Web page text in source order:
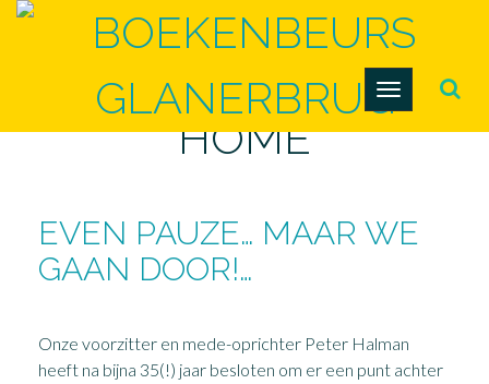
Toggle
HOME
EVEN PAUZE… MAAR WE
GAAN DOOR!…
Onze voorzitter en mede-oprichter Peter Halman
heeft na bijna 35(!) jaar besloten om er een punt achter